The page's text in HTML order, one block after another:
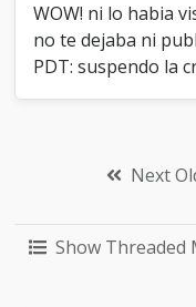
WOW! ni lo habia
no te dejaba ni
PDT: suspendo la
Next
Show Threaded